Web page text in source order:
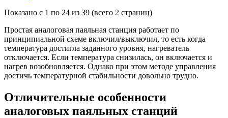
Показано с 1 по 24 из 39 (всего 2 страниц)
Простая аналоговая паяльная станция работает по
принципиальной схеме включил/выключил, то есть когда
температура достигла заданного уровня, нагреватель
отключается. Если температура снизилась, он включается и
нагрев возобновляется. Однако при этом методе управления
достичь температурной стабильности довольно трудно.
Отличительные особенности
аналоговых паяльных станций